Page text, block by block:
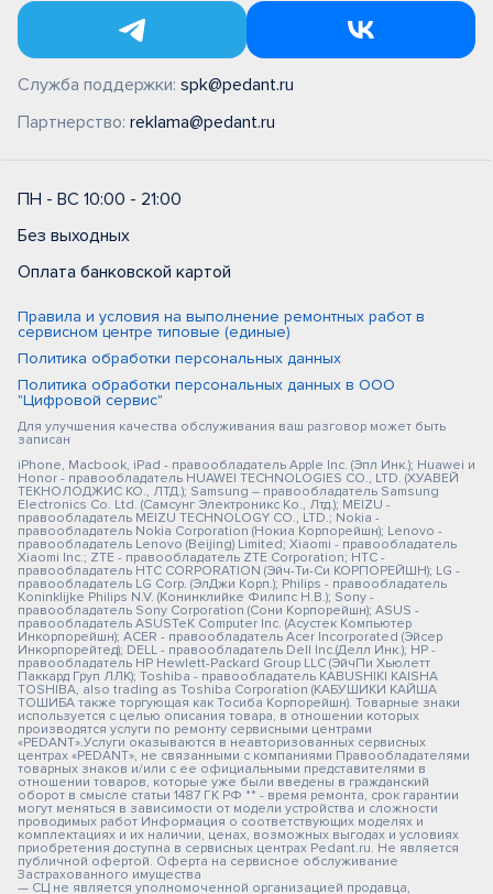
Служба поддержки: spk@pedant.ru
Партнерство: reklama@pedant.ru
ПН - ВС 10:00 - 21:00
Без выходных
Оплата банковской картой
Правила и условия на выполнение ремонтных работ в
сервисном центре типовые (единые)
Политика обработки персональных данных
Политика обработки персональных данных в ООО
"Цифровой сервис"
Для улучшения качества обслуживания ваш разговор может быть
записан
iPhone, Macbook, iPad - правообладатель Apple Inc. (Эпл Инк.); Huawei и
Honor - правообладатель HUAWEI TECHNOLOGIES CO., LTD. (ХУАВЕЙ
ТЕКНОЛОДЖИС КО., ЛТД.); Samsung – правообладатель Samsung
Electronics Co. Ltd. (Самсунг Электроникс Ко., Лтд.); MEIZU -
правообладатель MEIZU TECHNOLOGY CO., LTD.; Nokia -
правообладатель Nokia Corporation (Нокиа Корпорейшн); Lenovo -
правообладатель Lenovo (Beijing) Limited; Xiaomi - правообладатель
Xiaomi Inc.; ZTE - правообладатель ZTE Corporation; HTC -
правообладатель HTC CORPORATION (Эйч-Ти-Си КОРПОРЕЙШН); LG -
правообладатель LG Corp. (ЭлДжи Корп.); Philips - правообладатель
Koninklijke Philips N.V. (Конинклийке Филипс Н.В.); Sony -
правообладатель Sony Corporation (Сони Корпорейшн); ASUS -
правообладатель ASUSTeK Computer Inc. (Асустек Компьютер
Инкорпорейшн); ACER - правообладатель Acer Incorporated (Эйсер
Инкорпорейтед); DELL - правообладатель Dell Inc.(Делл Инк.); HP -
правообладатель HP Hewlett-Packard Group LLC (ЭйчПи Хьюлетт
Паккард Груп ЛЛК); Toshiba - правообладатель KABUSHIKI KAISHA
TOSHIBA, also trading as Toshiba Corporation (КАБУШИКИ КАЙША
ТОШИБА также торгующая как Тосиба Корпорейшн). Товарные знаки
используется с целью описания товара, в отношении которых
производятся услуги по ремонту сервисными центрами
«PEDANT».Услуги оказываются в неавторизованных сервисных
центрах «PEDANT», не связанными с компаниями Правообладателями
товарных знаков и/или с ее официальными представителями в
отношении товаров, которые уже были введены в гражданский
оборот в смысле статьи 1487 ГК РФ ** - время ремонта, срок гарантии
могут меняться в зависимости от модели устройства и сложности
проводимых работ Информация о соответствующих моделях и
комплектациях и их наличии, ценах, возможных выгодах и условиях
приобретения доступна в сервисных центрах Pedant.ru. Не является
публичной офертой. Оферта на сервисное обслуживание
Застрахованного имущества
— СЦ не является уполномоченной организацией продавца,